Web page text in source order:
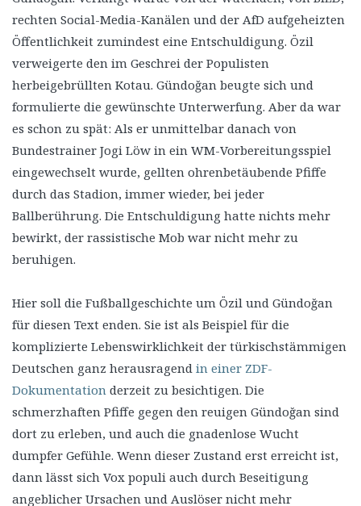
rechten Social-Media-Kanälen und der AfD aufgeheizten
Öffentlichkeit zumindest eine Entschuldigung. Özil
verweigerte den im Geschrei der Populisten
herbeigebrüllten Kotau. Gündoğan beugte sich und
formulierte die gewünschte Unterwerfung. Aber da war
es schon zu spät: Als er unmittelbar danach von
Bundestrainer Jogi Löw in ein WM-Vorbereitungsspiel
eingewechselt wurde, gellten ohrenbetäubende Pfiffe
durch das Stadion, immer wieder, bei jeder
Ballberührung. Die Entschuldigung hatte nichts mehr
bewirkt, der rassistische Mob war nicht mehr zu
beruhigen.
Hier soll die Fußballgeschichte um Özil und Gündoğan
für diesen Text enden. Sie ist als Beispiel für die
komplizierte Lebenswirklichkeit der türkischstämmigen
Deutschen ganz herausragend in einer ZDF-
Dokumentation derzeit zu besichtigen. Die
schmerzhaften Pfiffe gegen den reuigen Gündoğan sind
dort zu erleben, und auch die gnadenlose Wucht
dumpfer Gefühle. Wenn dieser Zustand erst erreicht ist,
dann lässt sich Vox populi auch durch Beseitigung
angeblicher Ursachen und Auslöser nicht mehr